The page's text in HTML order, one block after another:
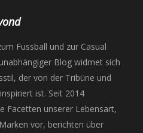
Fussball und zur Casual
Blog widmet sich
der von der Tribüne und
ist. Seit 2014
Facetten unserer Lebensart,
vor, berichten über